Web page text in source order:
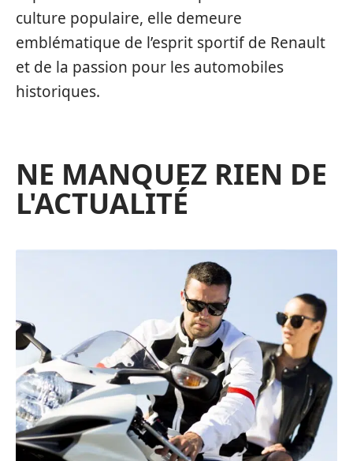
culture populaire, elle demeure
emblématique de l’esprit sportif de Renault
et de la passion pour les automobiles
historiques.
NE MANQUEZ RIEN DE
L'ACTUALITÉ